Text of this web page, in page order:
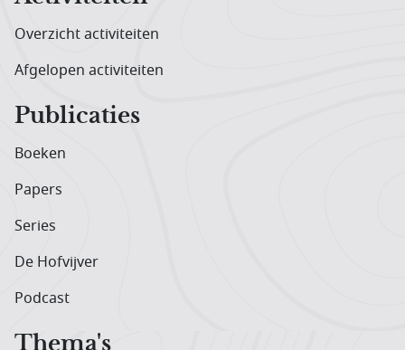
Overzicht activiteiten
Afgelopen activiteiten
Publicaties
Boeken
Papers
Series
De Hofvijver
Podcast
Thema's